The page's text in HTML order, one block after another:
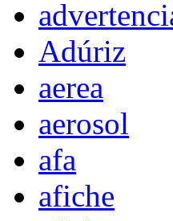
Adúriz
aerea
aerosol
afa
afiche